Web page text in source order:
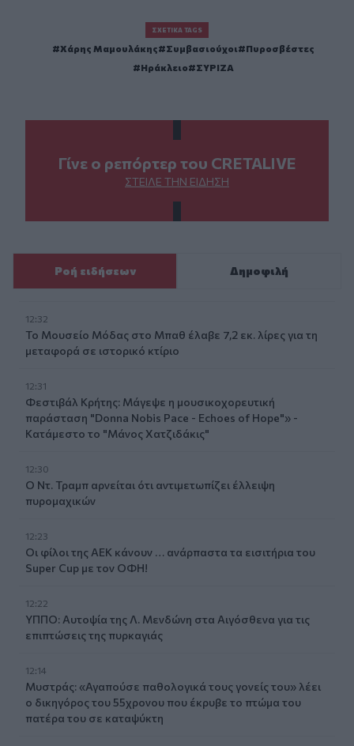
ΣΧΕΤΙΚΆ TAGS
Χάρης Μαμουλάκης Συμβασιούχοι
Πυροσβέστες
Ηράκλειο
ΣΥΡΙΖΑ
Γίνε ο ρεπόρτερ του CRETALIVE
ΣΤΕΊΛΕ ΤΗΝ ΕΊΔΗΣΗ
Ροή ειδήσεων Δημοφιλή
12:32
Το Μουσείο Μόδας στο Μπαθ έλαβε 7,2 εκ. λίρες για τη
μεταφορά σε ιστορικό κτίριο
12:31
Φεστιβάλ Κρήτης: Μάγεψε η μουσικοχορευτική
παράσταση "Donna Nobis Pace - Echoes of Hope"» -
Κατάμεστο το "Μάνος Χατζιδάκις"
12:30
Ο Ντ. Τραμπ αρνείται ότι αντιμετωπίζει έλλειψη
πυρομαχικών
12:23
Οι φίλοι της ΑΕΚ κάνουν … ανάρπαστα τα εισιτήρια του
Super Cup με τον ΟΦΗ!
12:22
ΥΠΠΟ: Αυτοψία της Λ. Μενδώνη στα Αιγόσθενα για τις
επιπτώσεις της πυρκαγιάς
12:14
Μυστράς: «Αγαπούσε παθολογικά τους γονείς του» λέει
ο δικηγόρος του 55χρονου που έκρυβε το πτώμα του
πατέρα του σε καταψύκτη